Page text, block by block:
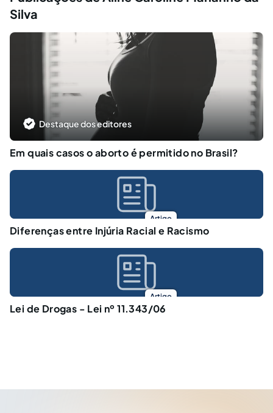
Silva
Destaque dos editores
Em quais casos o aborto é permitido no Brasil?
Artigo
Diferenças entre Injúria Racial e Racismo
Artigo
Lei de Drogas - Lei nº 11.343/06